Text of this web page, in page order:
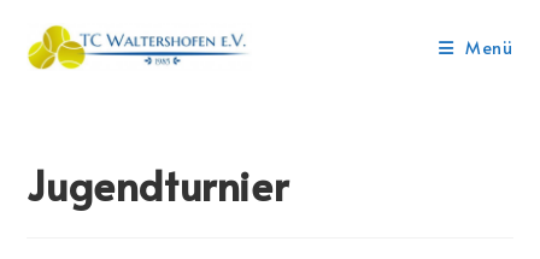
Menü
Jugendturnier